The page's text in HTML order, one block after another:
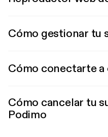
Cómo gestionar tu
Cómo conectarte
Cómo cancelar tu
Podimo